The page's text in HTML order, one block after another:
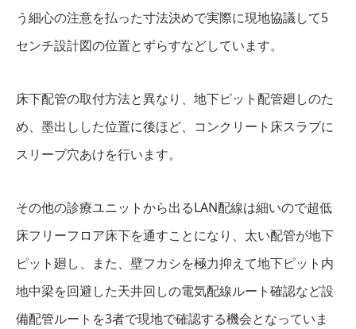
う細心の注意を払った寸法決めで実際に現地協議して5
センチ設計図の位置とずらすなどしています。
床下配管の取付方法と異なり、地下ピット配管廻しのた
め、墨出しした位置に後ほど、コンクリート床スラブに
スリーブ穴あけを行います。
その他の診療ユニットから出るLAN配線は細いので超低
床フリーフロア床下を通すことになり、太い配管が地下
ピット廻し、また、壁フカシを極力抑えて地下ピット内
地中梁を回避した天井回しの電気配線ルート確認など設
備配管ルートを3者で現地で確認する機会となっていま